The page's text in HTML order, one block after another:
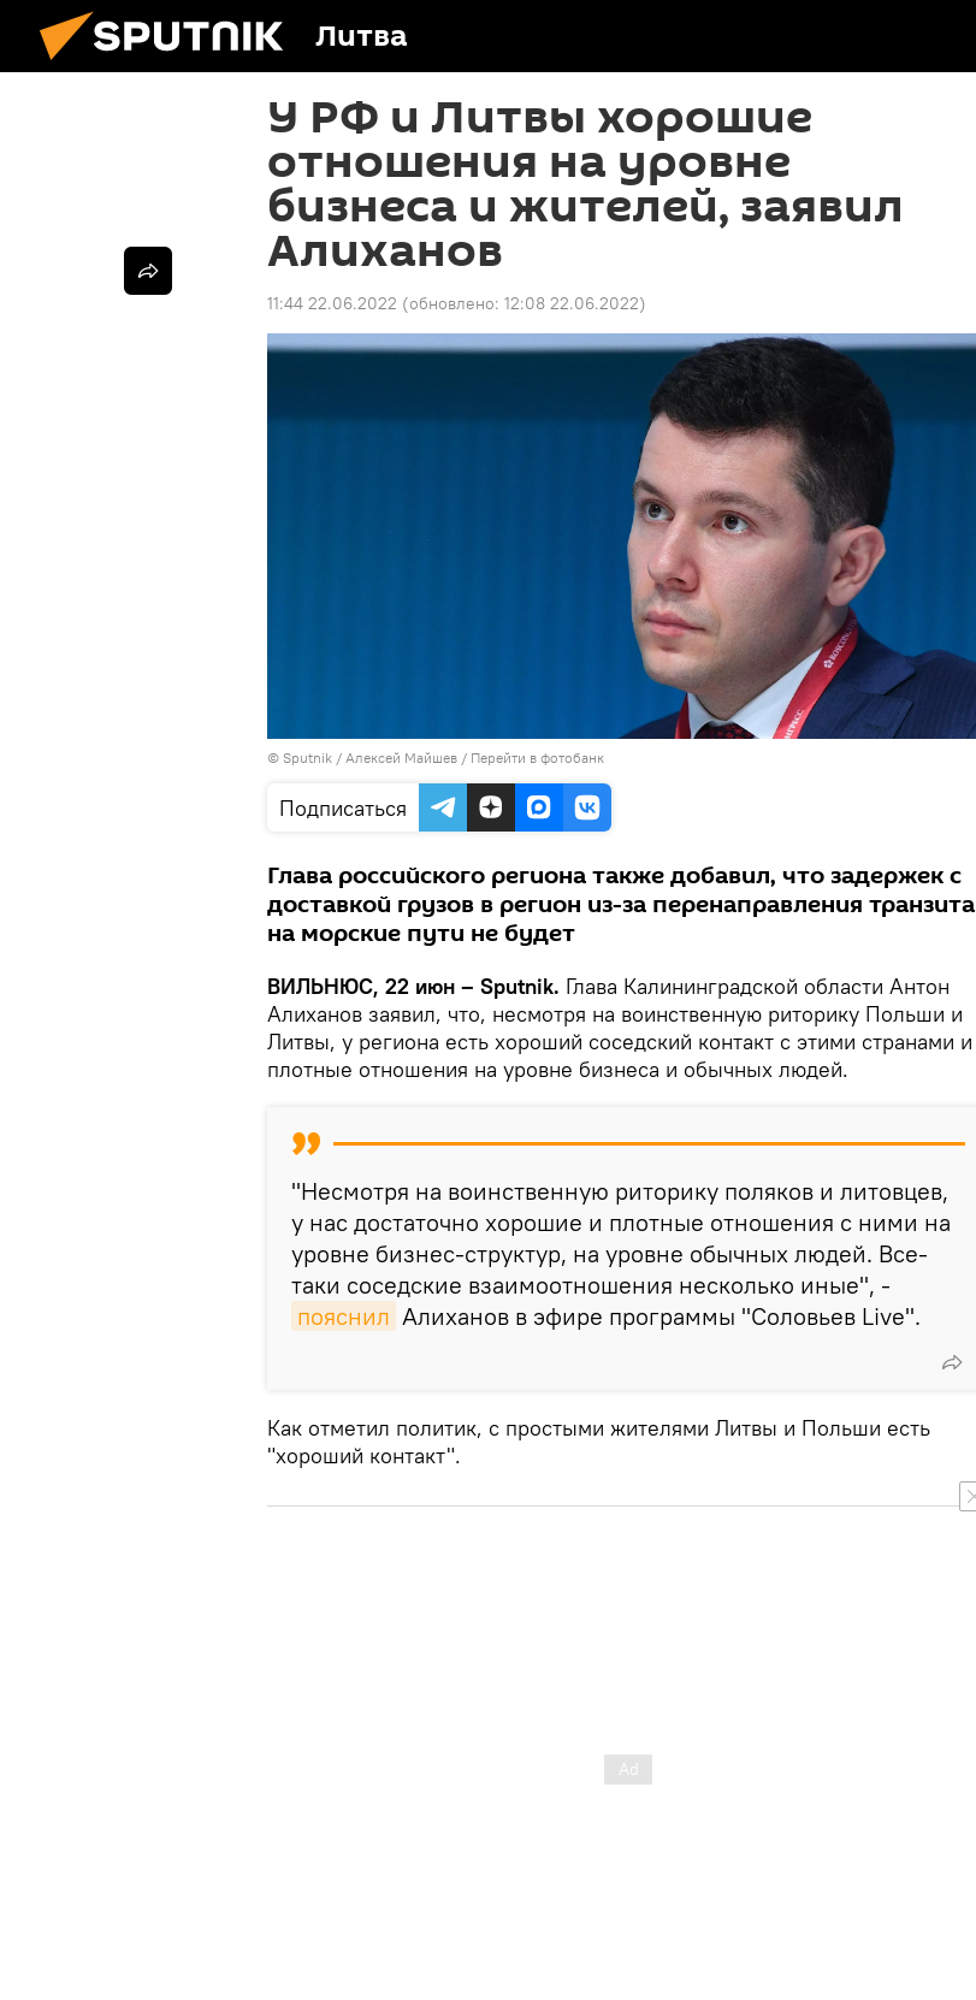
Литва
У РФ и Литвы хорошие
отношения на уровне
бизнеса и жителей, заявил
Алиханов
11:44 22.06.2022 (обновлено: 12:08 22.06.2022)
© Sputnik / Алексей Майшев / Перейти в фотобанк
Подписаться
Глава российского региона также добавил, что задержек с
доставкой грузов в регион из-за перенаправления транзита
на морские пути не будет
ВИЛЬНЮС, 22 июн – Sputnik. Глава Калининградской области Антон
Алиханов заявил, что, несмотря на воинственную риторику Польши и
Литвы, у региона есть хороший соседский контакт с этими странами и
плотные отношения на уровне бизнеса и обычных людей.
"Несмотря на воинственную риторику поляков и литовцев,
у нас достаточно хорошие и плотные отношения с ними на
уровне бизнес-структур, на уровне обычных людей. Все-
таки соседские взаимоотношения несколько иные", -
пояснил Алиханов в эфире программы "Соловьев Live".
Как отметил политик, с простыми жителями Литвы и Польши есть
"хороший контакт".